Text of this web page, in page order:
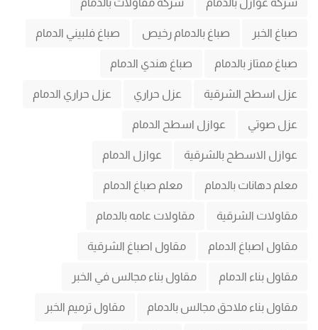
صباغ الخبر صباغ بالدمام رخيص صباغ فلبيني الدمام
صباغ ممتاز بالدمام صباغ هندي الدمام
عزل اسطح الشرقية عزل حراري عزل حراري الدمام
عزل صوتي عوازل اسطح الدمام
عوازل الاسطح بالشرقية عوازل الدمام
معلم دهانات بالدمام معلم صباغ الدمام
مقاولات الشرقية مقاولات عامه بالدمام
مقاول اصباغ الدمام مقاول اصباغ الشرقية
مقاول بناء الدمام مقاول بناء مجالس في الخبر
مقاول بناء ملاحق مجالس بالدمام مقاول ترميم الخبر